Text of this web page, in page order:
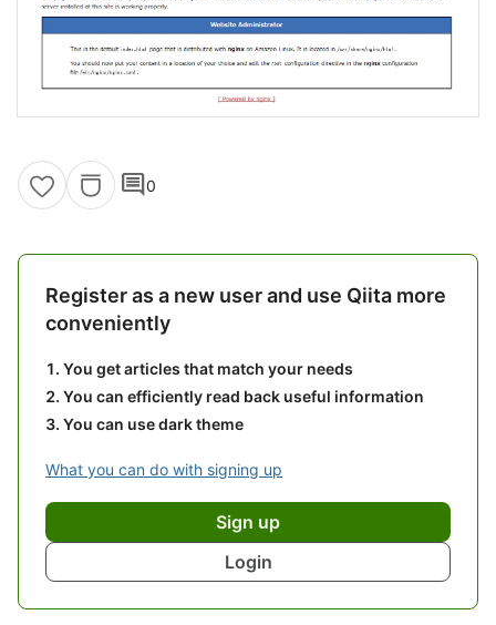
comment0
Register as a new user and use Qiita more
conveniently
You get articles that match your needs
You can efficiently read back useful information
You can use dark theme
What you can do with signing up
Sign up
Login